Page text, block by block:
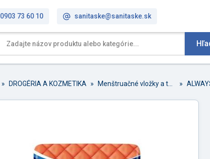
0903 73 60 10 sanitaske@sanitaske.sk
» DROGÉRIA A KOZMETIKA » »